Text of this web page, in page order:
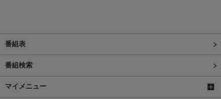
番組表
番組検索
マイメニュー